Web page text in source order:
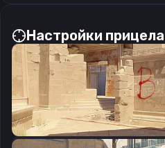
Настройки прицела